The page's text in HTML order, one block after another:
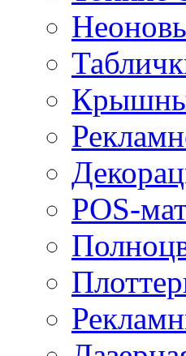
POS-